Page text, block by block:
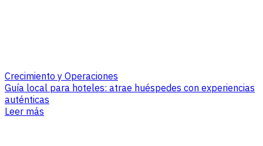
Crecimiento y Operaciones
Guía local para hoteles: atrae huéspedes con experiencias
auténticas
Leer más